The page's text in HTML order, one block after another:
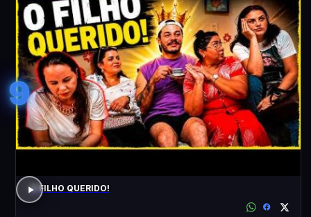
9
O FILHO QUERIDO!